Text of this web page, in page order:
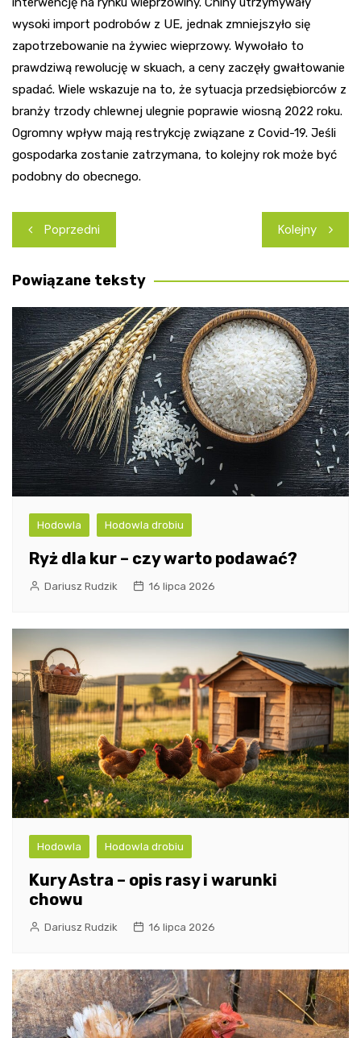
wysoki import podrobów z UE, jednak zmniejszyło się
zapotrzebowanie na żywiec wieprzowy. Wywołało to
prawdziwą rewolucję w skuach, a ceny zaczęły gwałtowanie
spadać. Wiele wskazuje na to, że sytuacja przedsiębiorców z
branży trzody chlewnej ulegnie poprawie wiosną 2022 roku.
Ogromny wpływ mają restrykcję związane z Covid-19. Jeśli
gospodarka zostanie zatrzymana, to kolejny rok może być
podobny do obecnego.
Nawigacja
wpisu
Poprzedni Kolejny
Powiązane teksty
Hodowla Hodowla drobiu
Ryż dla kur – czy warto podawać?
Dariusz Rudzik 16 lipca 2026
Hodowla Hodowla drobiu
Kury Astra – opis rasy i warunki
chowu
Dariusz Rudzik 16 lipca 2026